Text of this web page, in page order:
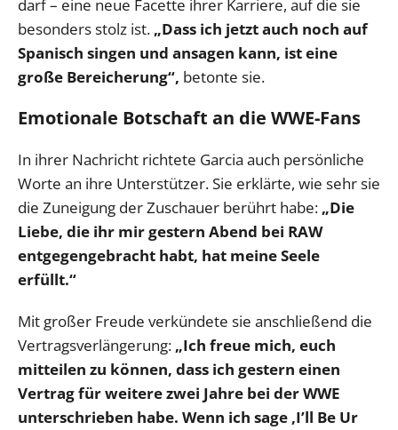
darf – eine neue Facette ihrer Karriere, auf die sie
besonders stolz ist. „Dass ich jetzt auch noch auf
Spanisch singen und ansagen kann, ist eine
große Bereicherung“, betonte sie.
Emotionale Botschaft an die WWE-Fans
In ihrer Nachricht richtete Garcia auch persönliche
Worte an ihre Unterstützer. Sie erklärte, wie sehr sie
die Zuneigung der Zuschauer berührt habe: „Die
Liebe, die ihr mir gestern Abend bei RAW
entgegengebracht habt, hat meine Seele
erfüllt.“
Mit großer Freude verkündete sie anschließend die
Vertragsverlängerung: „Ich freue mich, euch
mitteilen zu können, dass ich gestern einen
Vertrag für weitere zwei Jahre bei der WWE
unterschrieben habe. Wenn ich sage ‚I’ll Be Ur